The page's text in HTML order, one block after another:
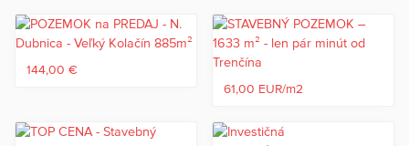
144,00 €
61,00 EUR/m2